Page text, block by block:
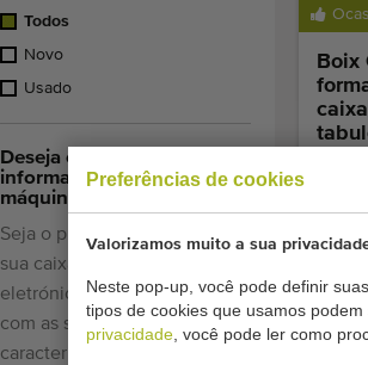
Preferências de cookies
Valorizamos muito a sua
Neste pop-up, você pode definir
tipos de cookies que usamos
privacidade , você pode ler como
Todos
Novo
Usado
Deseja continuar a receber
informação sobre
máquinas similares?
Seja o primeiro a receber na
sua caixa de correio
eletrónico novas máquinas
com as seguintes
características.
Boix